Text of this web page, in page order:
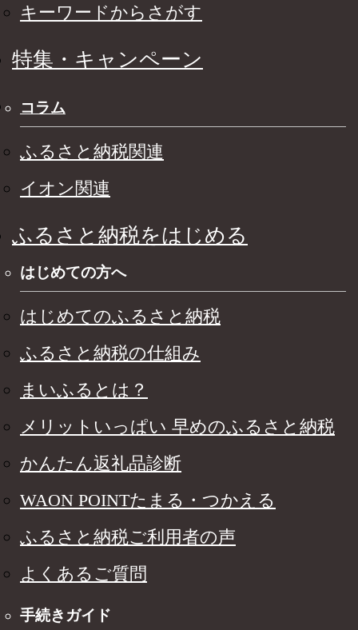
キーワードからさがす
特集・キャンペーン
コラム
ふるさと納税関連
イオン関連
ふるさと納税をはじめる
はじめての方へ
はじめてのふるさと納税
ふるさと納税の仕組み
まいふるとは？
メリットいっぱい 早めのふるさと納税
かんたん返礼品診断
WAON POINTたまる・つかえる
ふるさと納税ご利用者の声
よくあるご質問
手続きガイド